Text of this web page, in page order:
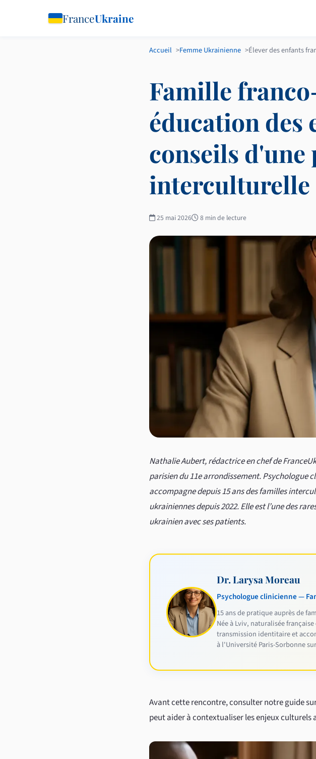
FranceUkraine
Accueil Femme Ukrainienne Élever des enfants
Famille
éducation des
conseils d'une
interculturelle
25 mai 2026 8 min de lecture
Nathalie Aubert, rédactrice en chef de
parisien du 11e arrondissement. Psychologue
accompagne depuis 15 ans des familles
ukrainiennes depuis 2022. Elle est l’une des
ukrainien avec ses patients.
Dr. Larysa Moreau
Psychologue clinicienne —
15 ans de pratique auprès de
Née à Lviv, naturalisée
transmission identitaire et
à l'Université Paris-Sorbonne
Avant cette rencontre, consulter notre guide
peut aider à contextualiser les enjeux culturels